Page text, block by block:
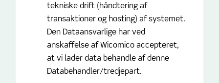
tekniske drift (håndtering af
transaktioner og hosting) af systemet.
Den Dataansvarlige har ved
anskaffelse af Wicomico accepteret,
at vi lader data behandle af denne
Databehandler/tredjepart.